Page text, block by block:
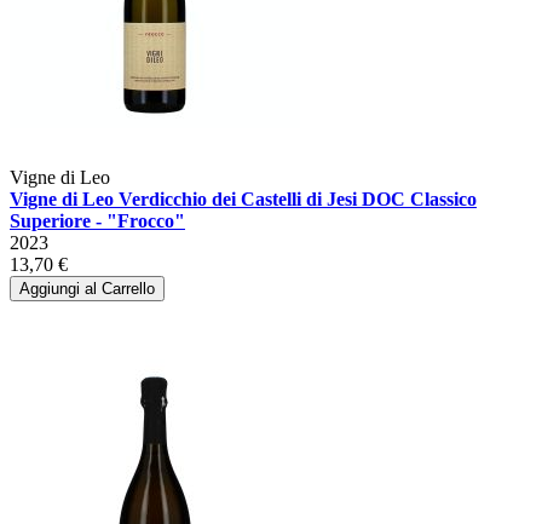
Vigne di Leo
Vigne di Leo Verdicchio dei Castelli di Jesi DOC Classico
Superiore - "Frocco"
2023
13,70 €
Aggiungi al Carrello